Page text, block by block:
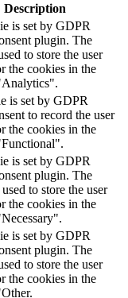
Description
is set by GDPR
plugin. The
to store the user
the cookies in the
is set by GDPR
to record the user
the cookies in the
is set by GDPR
plugin. The
to store the user
the cookies in the
is set by GDPR
plugin. The
to store the user
the cookies in the